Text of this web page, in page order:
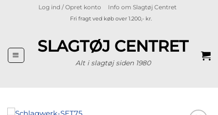
Log ind / Opret konto Info om Slagtøj Centret
Fri fragt ved køb over 1.200,- kr.
SLAGTØJ CENTRET
Alt i slagtøj siden 1980